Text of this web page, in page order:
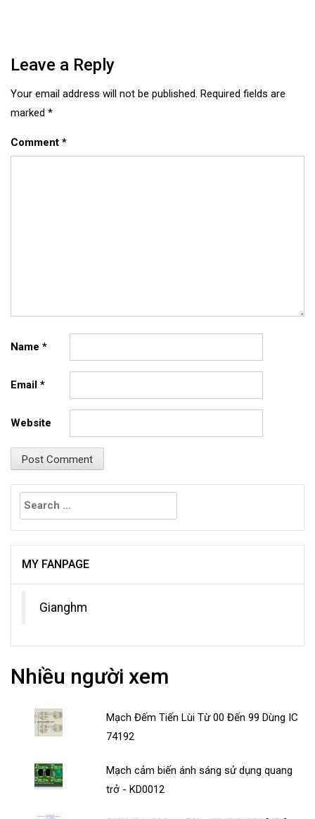
Leave a Reply
Your email address will not be published. Required fields are
marked *
Comment *
Name *
Email *
Website
Search
for:
MY FANPAGE
Gianghm
Nhiều người xem
Mạch Đếm Tiến Lùi Từ 00 Đến 99 Dùng IC
74192
Mạch cảm biến ánh sáng sử dụng quang
trở - KD0012